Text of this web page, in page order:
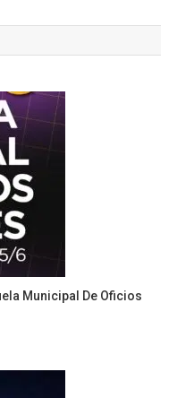
Municipal De Oficios